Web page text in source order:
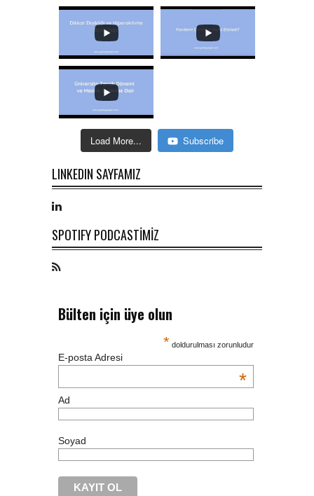
Load More... Subscribe
LINKEDIN SAYFAMIZ
SPOTIFY PODCASTİMİZ
Bülten için üye olun
* doldurulması zorunludur
E-posta Adresi
*
Ad
Soyad